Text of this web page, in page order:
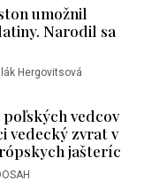
umožnil
Narodil sa
Hergovitsová
poľských vedcov
vedecký zvrat v
jašteríc